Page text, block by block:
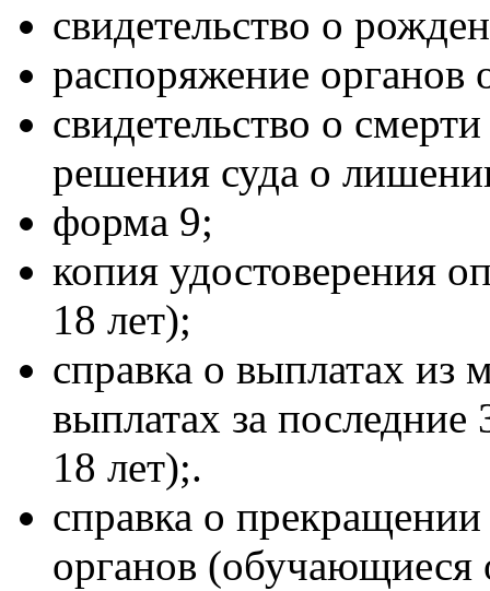
свидетельство о
распоряжение органов
свидетельство о
решения суда о
форма 9;
копия удостоверения
18 лет);
справка о выплатах из
выплатах за
18 лет);.
справка о
органов